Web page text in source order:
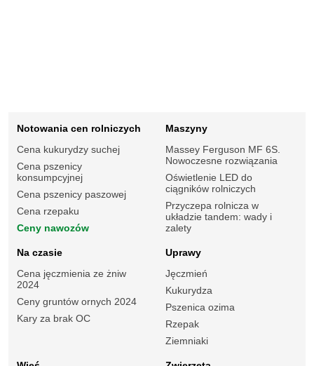
Notowania cen rolniczych
Cena kukurydzy suchej
Cena pszenicy
konsumpcyjnej
Cena pszenicy paszowej
Cena rzepaku
Ceny nawozów
Maszyny
Massey Ferguson MF 6S.
Nowoczesne rozwiązania
Oświetlenie LED do
ciągników rolniczych
Przyczepa rolnicza w
układzie tandem: wady i
zalety
Na czasie
Cena jęczmienia ze żniw
2024
Ceny gruntów ornych 2024
Kary za brak OC
Uprawy
Jęczmień
Kukurydza
Pszenica ozima
Rzepak
Ziemniaki